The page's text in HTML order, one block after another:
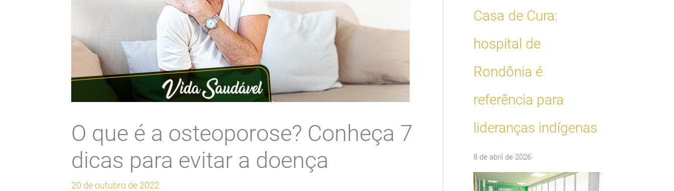
O que é a osteoporose? Conheça 7
dicas para evitar a doença
20 de outubro de 2022
Casa de Cura:
hospital de
Rondônia é
referência para
lideranças indígenas
8 de abril de 2026